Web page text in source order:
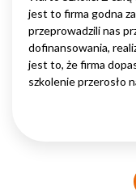
jest to firma godna
przeprowadzili nas
dofinansowania,
jest to, że firma
szkolenie przerosło